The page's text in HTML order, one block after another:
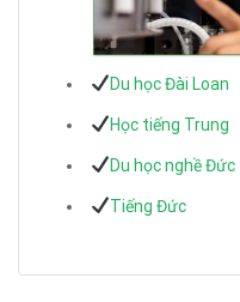
Du học Đài Loan
Học tiếng Trung
Du học nghề Đức
Tiếng Đức